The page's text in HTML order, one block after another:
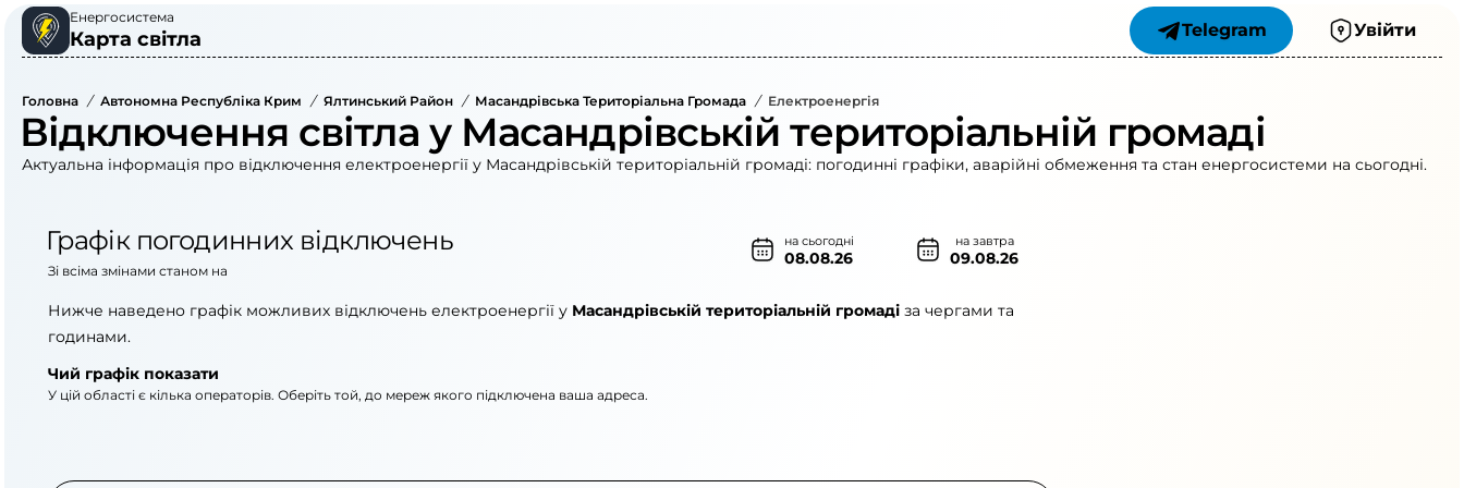
Енергосистема
Карта світла Telegram Увійти
Головна / Автономна Республіка Крим / Ялтинський Район / Масандрівська Територіальна Громада / Електроенергія
Відключення світла у Масандрівській територіальній громаді
Актуальна інформація про відключення електроенергії у Масандрівській територіальній громаді: погодинні графіки, аварійні обмеження та стан енергосистеми на сьогодні.
Графік погодинних відключень на сьогодні
08.08.26
на завтра
09.08.26
Зі всіма змінами станом на
Нижче наведено графік можливих відключень електроенергії у Масандрівській територіальній громаді за чергами та
годинами.
Чий графік показати
У цій області є кілька операторів. Оберіть той, до мереж якого підключена ваша адреса.